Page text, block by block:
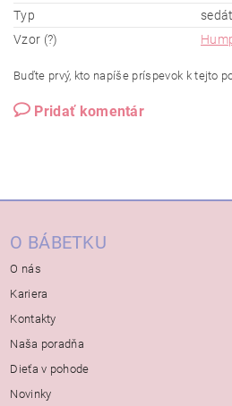
Typ
Vzor (?)
Buďte prvý, kto napíše príspevok k tejto
Pridať komentár
O BÁBETKU
O nás
Kariera
Kontakty
Naša poradňa
Dieťa v pohode
Novinky